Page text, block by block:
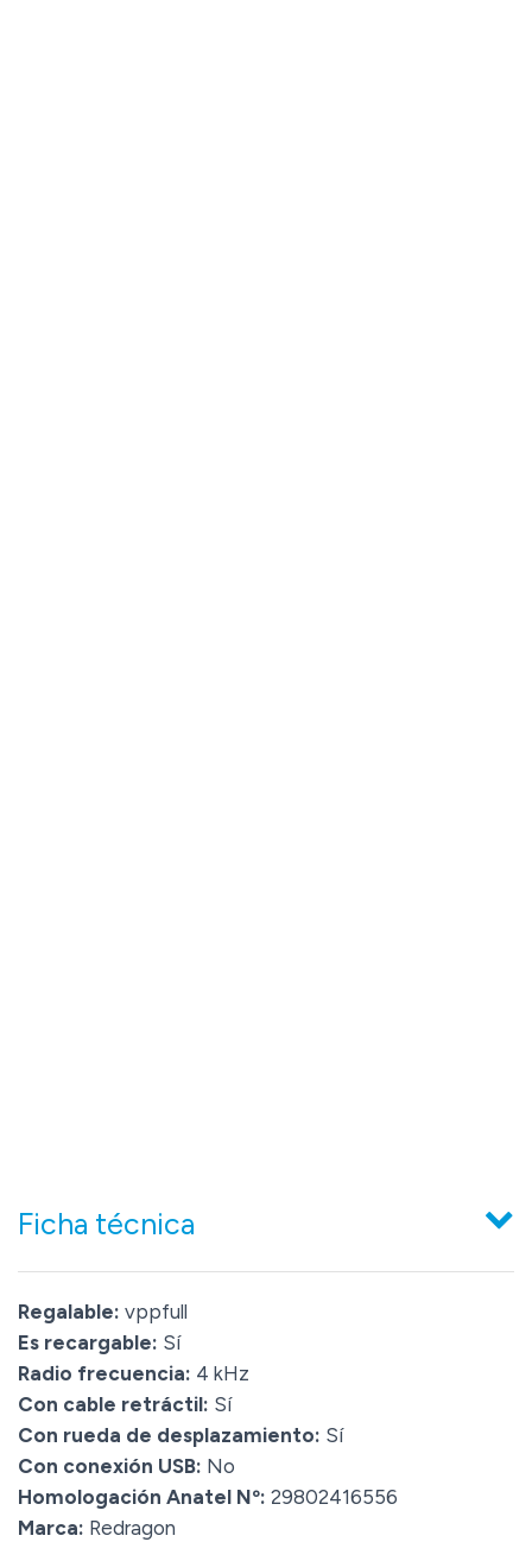
Ficha técnica
Regalable: vppfull
Es recargable: Sí
Radio frecuencia: 4 kHz
Con cable retráctil: Sí
Con rueda de desplazamiento: Sí
Con conexión USB: No
Homologación Anatel Nº: 29802416556
Marca: Redragon